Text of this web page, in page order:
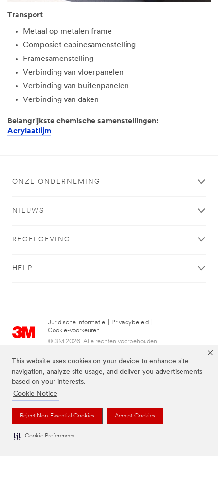
This website uses cookies on your device to enhance site
navigation, analyze site usage, and deliver you advertisements
based on your interests.
Cookie Notice
Reject Non-Essential Cookies Accept Cookies
Cookie Preferences
Transport
Metaal op metalen frame
Composiet cabinesamenstelling
Framesamenstelling
Verbinding van vloerpanelen
Verbinding van buitenpanelen
Verbinding van daken
Belangrijkste chemische samenstellingen:
Acrylaatlijm
ONZE ONDERNEMING
NIEUWS
REGELGEVING
HELP
Juridische informatie Privacybeleid
Cookie-voorkeuren
© 3M 2026. Alle rechten voorbehouden.
De bovenstaande merken zijn handelsmerken van 3M.we